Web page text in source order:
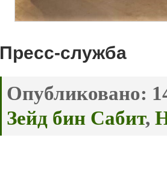
Пресс-служба
Опубликовано:
Зейд бин Сабит,